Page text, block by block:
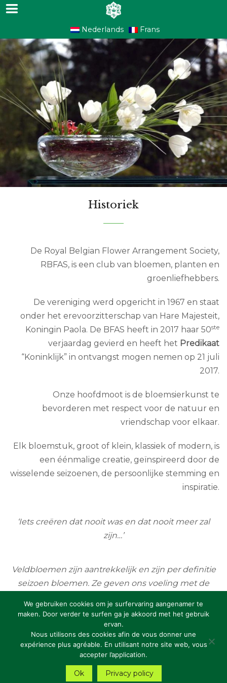
Nederlands Frans
Historiek
De Royal Belgian Flower Arrangement Society,
RBFAS, is een club van bloemen, planten en
groenliefhebbers.
De vereniging werd opgericht in 1967 en staat
onder het erevoorzitterschap van Hare Majesteit,
Koningin Paola. De BFAS heeft in 2017 haar 50ste
verjaardag gevierd en heeft het Predikaat
“Koninklijk” in ontvangst mogen nemen op 21 juli
2017.
Onze hoofdmoot is de bloemsierkunst te
bevorderen met respect voor de natuur en
vriendschap voor elkaar.
Elk bloemstuk, groot of klein, klassiek of modern, is
een éénmalige creatie, geïnspireerd door de
wisselende seizoenen, de persoonlijke stemming en
inspiratie.
‘Iets creëren dat nooit was en dat nooit meer zal
zijn…’
Veldbloemen zijn aantrekkelijk en zijn per definitie
seizoen bloemen. Ze geven ons voeling met de
Copyright: RBFAS vzw
Privacy Statement
We gebruiken cookies om je surfervaring aangenamer te
maken. Door verder te surfen ga je akkoord met het gebruik
ervan.
Nous utilisons des cookies afin de vous donner une
expérience plus agréable. En utilisant notre site web, vous
accepter l’application.
Ok Privacy policy